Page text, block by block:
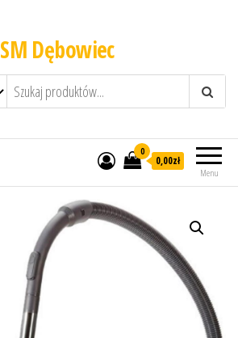
SM Dębowiec
Menu
0
0,00zł